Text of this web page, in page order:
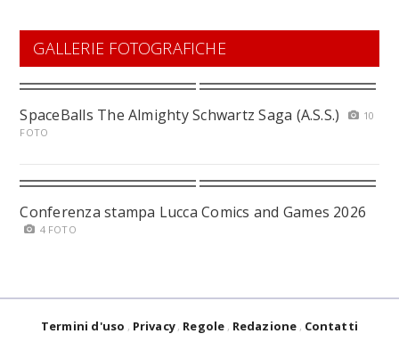
GALLERIE FOTOGRAFICHE
SpaceBalls The Almighty Schwartz Saga (A.S.S.)
10
FOTO
Conferenza stampa Lucca Comics and Games 2026
4 FOTO
Termini d'uso Privacy Regole Redazione Contatti